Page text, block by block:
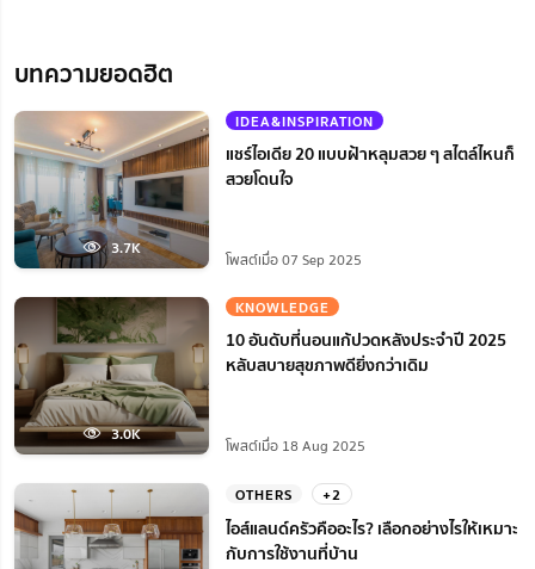
บทความยอดฮิต
3.7K
IDEA&INSPIRATION
แชร์ไอเดีย 20 แบบฝ้าหลุมสวย ๆ สไตล์ไหนก็
สวยโดนใจ
โพสต์เมื่อ 07 Sep 2025
3.0K
KNOWLEDGE
10 อันดับที่นอนแก้ปวดหลังประจำปี 2025
หลับสบายสุขภาพดียิ่งกว่าเดิม
โพสต์เมื่อ 18 Aug 2025
OTHERS +2
ไอส์แลนด์ครัวคืออะไร? เลือกอย่างไรให้เหมาะ
กับการใช้งานที่บ้าน